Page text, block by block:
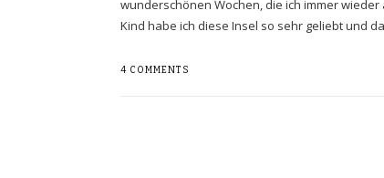
wunderschönen Wochen, die ich immer
Kind habe ich diese Insel so sehr geliebt und
4 COMMENTS